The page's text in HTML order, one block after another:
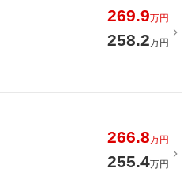
269.9万円
258.2万円
266.8万円
255.4万円